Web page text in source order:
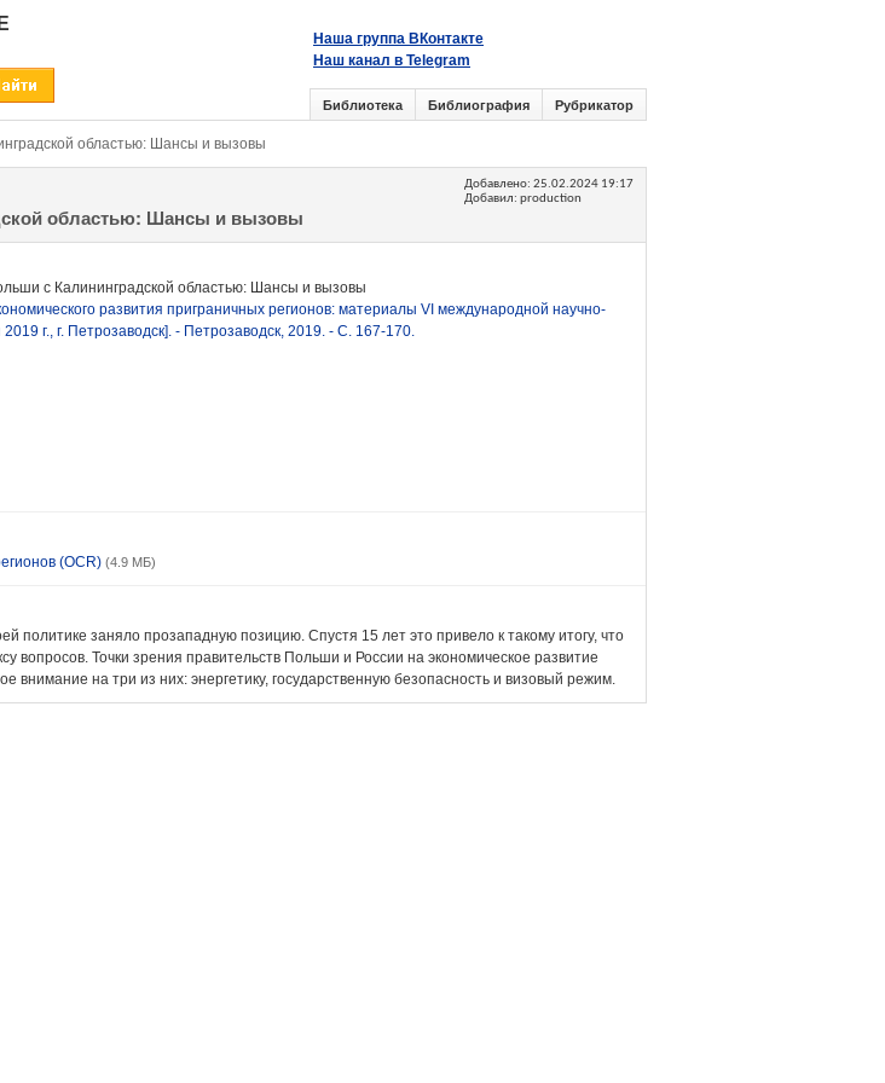
Наша группа ВКонтакте
Наш канал в Telegram
Библиотека Библиография Рубрикатор
областью: Шансы и вызовы
областью: Шансы и вызовы
Добавлено: 25.02.2024 19:17
Добавил: production
с Калининградской областью: Шансы и вызовы
развития приграничных регионов: материалы VI международной научно-
г., г. Петрозаводск]. - Петрозаводск, 2019. - С. 167-170.
(OCR) (4.9 МБ)
политике заняло прозападную позицию. Спустя 15 лет это привело к такому итогу, что
Точки зрения правительств Польши и России на экономическое развитие
внимание на три из них: энергетику, государственную безопасность и визовый режим.